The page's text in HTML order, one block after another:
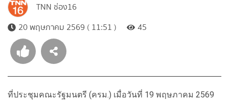
TNN ช่อง16
20 พฤษภาคม 2569 ( 11:51 )
45
ที่ประชุมคณะรัฐมนตรี (ครม.) เมื่อวันที่ 19 พฤษภาคม 2569